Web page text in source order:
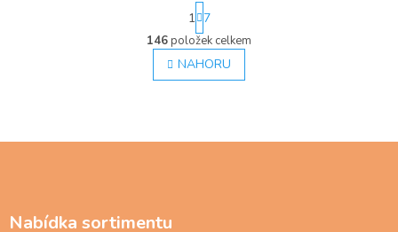
O
v
l
t
r
á
n
k
n
1 7
146 položek celkem
NAHORU
Nabídka sortimentu